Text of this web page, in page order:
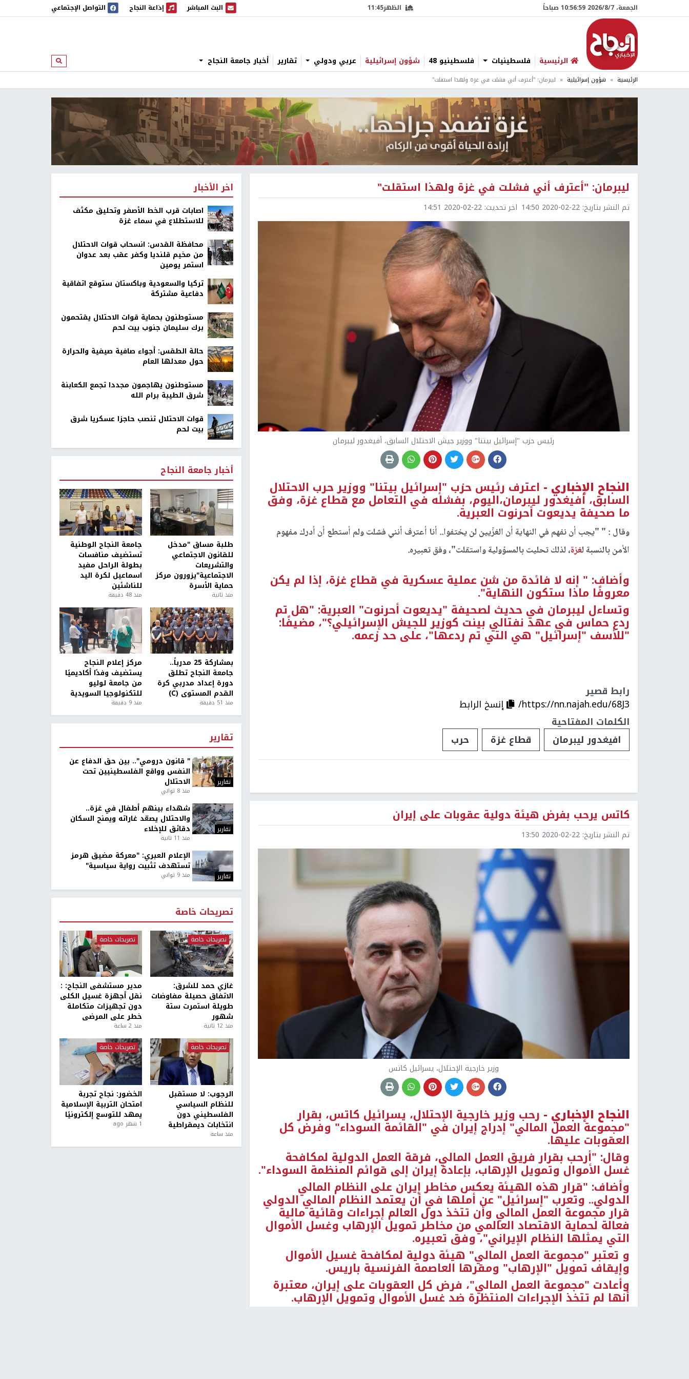
الجمعة، 7/‏8/‏2026 10:57:00 صباحاً الظهر11:45 البث المباشر
البث المباشر إذاعة النجاح
إذاعة النجاح التواصل الإجتماعي
الرئيسية فلسطينيات فلسطينيو 48 شؤون إسرائيلية عربي ودولي تقارير أخبار جامعة النجاح ابحث
الرئيسية شؤون إسرائيلية ليبرمان: "أعترف أني فشلت في غزة ولهذا استقلت"
ليبرمان: "أعترف أني فشلت في غزة ولهذا استقلت"
تم النشر بتاريخ: 2020-02-22 14:50 اخر تحديث: 2020-02-22 14:51
رئيس حزب "إسرائيل بيتنا" ووزير جيش الاحتلال السابق، أفيغدور ليبرمان
النجاح الإخباري - اعترف رئيس حزب "إسرائيل بيتنا" ووزير حرب الاحتلال
السابق، أفيغدور ليبرمان،اليوم، بفشله في التعامل مع قطاعغزة، وفق
ما صحيفة يديعوت أحرنوت العبرية.
وقال : " "يجب أن نفهم في النهاية أن الغزّيين لن يختفوا.. أنا أعترف أنني فشلت ولم أستطع أن أدرك مفهوم
الأمن بالنسبة لغزة، لذلك تحليت بالمسؤولية واستقلت"، وفق تعبيره.
وأضاف: " إنه لا فائدة من شن عملية عسكرية في قطاع غزة، إذا لم يكن
معروفًا ماذا ستكون النهاية".
وتساءل ليبرمان في حديث لصحيفة "يديعوت أحرنوت" العبرية: "هل تم
ردع حماس في عهد نفتالي بينت كوزير للجيش الإسرائيلي؟"، مضيفًا:
"للأسف "إسرائيل" هي التي تم ردعها"، على حد زعمه.
رابط قصير
https://nn.najah.edu/68J3/
إنسخ الرابط
الكلمات المفتاحية
افيغدور ليبرمان
قطاع غزة حرب
كاتس يرحب بفرض هيئة دولية عقوبات على إيران
تم النشر بتاريخ: 2020-02-22 13:50
وزير خارجية الإحتلال، يسرائيل كاتس
النجاح الإخباري - رحب وزير خارجية الإحتلال، يسرائيل كاتس، بقرار
"مجموعة العمل المالي" إدراج إيران في "القائمة السوداء" وفرض كل
العقوبات عليها.
وقال: "أرحب بقرار فريق العمل المالي، فرقة العمل الدولية لمكافحة
غسل الأموال وتمويل الإرهاب، بإعادة إيران إلى قوائم المنظمة السوداء".
وأضاف: "قرار هذه الهيئة يعكس مخاطر إيران على النظام المالي
الدولي.. وتعرب "إسرائيل" عن أملها في أن يعتمد النظام المالي الدولي
قرار مجموعة العمل المالي وأن تتخذ دول العالم إجراءات وقائية مالية
فعالة لحماية الاقتصاد العالمي من مخاطر تمويل الإرهاب وغسل الأموال
التي يمثلها النظام الإيراني"، وفق تعبيره.
و تعتبر "مجموعة العمل المالي" هيئة دولية لمكافحة غسيل الأموال
وإيقاف تمويل "الإرهاب" ومقرها العاصمة الفرنسية باريس.
وأعادت "مجموعة العمل المالي"، فرض كل العقوبات على إيران، معتبرة
أنها لم تتخذ الإجراءات المنتظرة ضد غسل الأموال وتمويل الإرهاب.
اخر الأخبار
اصابات قرب الخط الأصفر وتحليق مكثف
للاستطلاع في سماء غزة
محافظة القدس: انسحاب قوات الاحتلال
من مخيم قلنديا وكفر عقب بعد عدوان
استمر يومين
تركيا والسعودية وباكستان ستوقع اتفاقية
دفاعية مشتركة
مستوطنون بحماية قوات الاحتلال يقتحمون
برك سليمان جنوب بيت لحم
حالة الطقس: أجواء صافية صيفية والحرارة
حول معدلها العام
مستوطنون يهاجمون مجددا تجمع الكعابنة
شرق الطيبة برام الله
قوات الاحتلال تنصب حاجزا عسكريا شرق
بيت لحم
أخبار جامعة النجاح
طلبة مساق "مدخل
للقانون الاجتماعي
والتشريعات
الاجتماعية"يزورون مركز
حماية الأسرة
منذ ثانية
جامعة النجاح الوطنية
تستضيف منافسات
بطولة الراحل مفيد
اسماعيل لكرة اليد
للناشئين
منذ 48 دقيقة
بمشاركة 25 مدرباً..
جامعة النجاح تطلق
دورة إعداد مدربي كرة
القدم المستوى (C)
منذ 51 دقيقة
مركز إعلام النجاح
يستضيف وفدًا أكاديميًا
من جامعة لوليو
للتكنولوجيا السويدية
منذ 9 دقيقة
تقارير
تقارير
" قانون درومي".. بين حق الدفاع عن
النفس وواقع الفلسطينيين تحت
الاحتلال
منذ 8 ثواني
تقارير
شهداء بينهم أطفال في غزة..
والاحتلال يصعّد غاراته ويمنح السكان
دقائق للإخلاء
منذ 11 ثانية
تقارير
الإعلام العبري: "معركة مضيق هرمز
تستهدف تثبيت رواية سياسية"
منذ 9 ثواني
تصريحات خاصة
تصريحات خاصة
غازي حمد للشرق:
الاتفاق حصيلة مفاوضات
طويلة استمرت ستة
شهور
منذ 12 ثانية
تصريحات خاصة
مدير مستشفى النجاح: :
نقل أجهزة غسيل الكلى
دون تجهيزات متكاملة
خطر على المرضى
منذ 2 ساعة
تصريحات خاصة
الرجوب: لا مستقبل
للنظام السياسي
الفلسطيني دون
انتخابات ديمقراطية
منذ ساعة
تصريحات خاصة
الخضور: نجاح تجربة
امتحان التربية الإسلامية
يمهد للتوسع إلكترونيًا
1 شهر ago